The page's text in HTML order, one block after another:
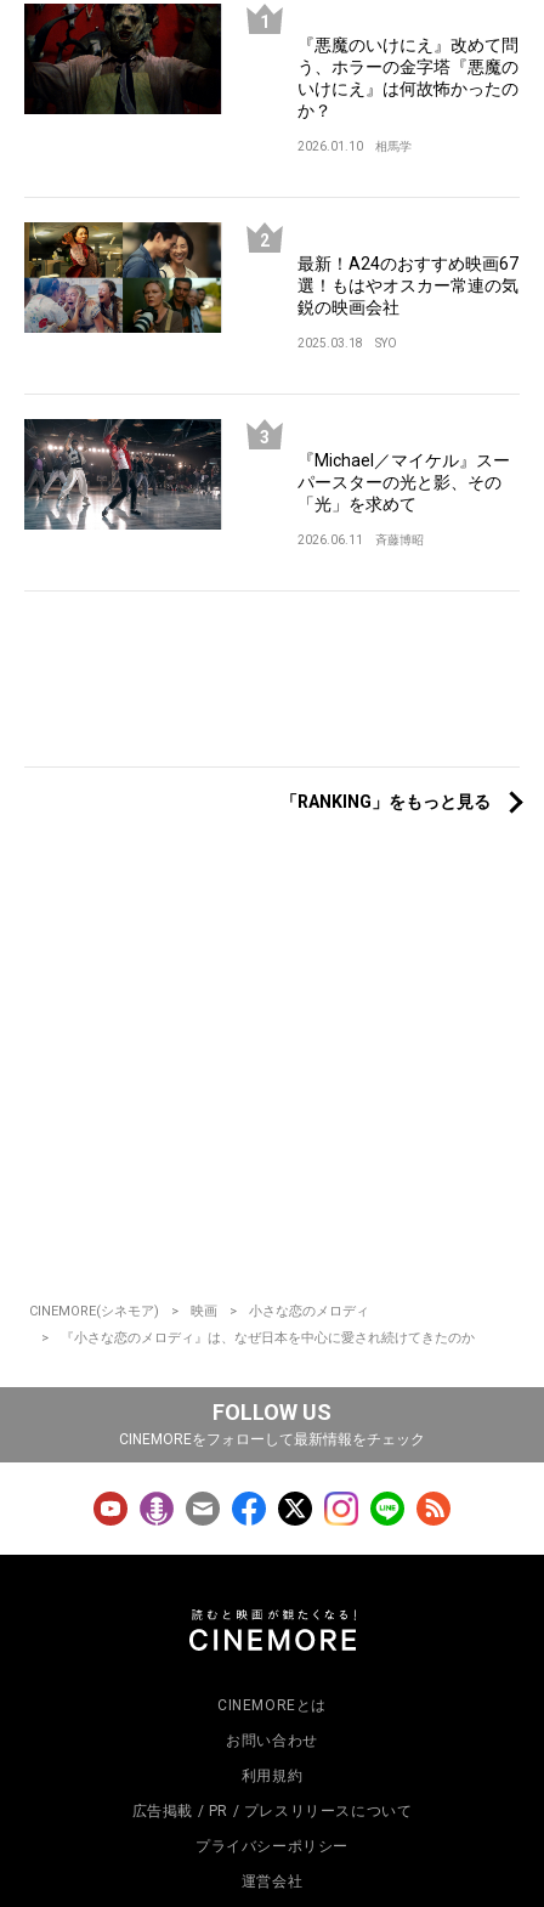
『悪魔のいけにえ』改めて問
う、ホラーの金字塔『悪魔の
いけにえ』は何故怖かったの
か？
2026.01.10 相馬学
最新！A24のおすすめ映画67
選！もはやオスカー常連の気
鋭の映画会社
2025.03.18 SYO
『Michael／マイケル』スー
パースターの光と影、その
「光」を求めて
2026.06.11 斉藤博昭
「RANKING」をもっと見る
CINEMORE(シネモア) 映画
小さな恋のメロディ
『小さな恋のメロディ』は、なぜ日本を中心に愛され続けてきたのか
FOLLOW US
CINEMOREをフォローして最新情報をチェック
CINEMOREとは
お問い合わせ
利用規約
広告掲載 / PR / プレスリリースについて
プライバシーポリシー
運営会社